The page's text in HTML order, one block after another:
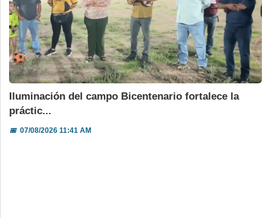
Iluminación del campo Bicentenario fortalece la
práctic...
📅07/08/2026 11:41 AM